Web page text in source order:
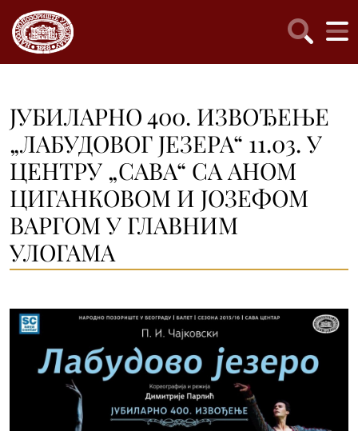
ЈУБИЛАРНО 400. ИЗВОЂЕЊЕ
„ЛАБУДОВОГ ЈЕЗЕРА“ 11.03. У
ЦЕНТРУ „САВА“ СА АНОМ
ЦИГАНКОВОМ И ЈОЗЕФОМ
ВАРГОМ У ГЛАВНИМ
УЛОГАМА